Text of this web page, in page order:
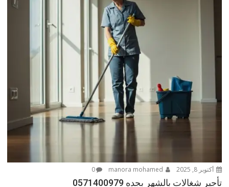
أكتوبر 8, 2025 0
تأجير شغالات بالشهر بجده 0571400979